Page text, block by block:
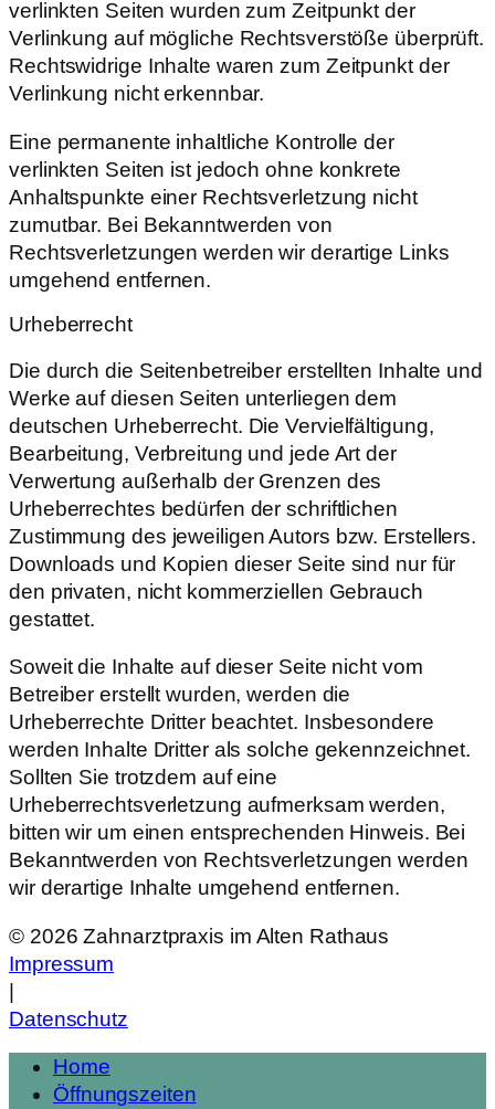
verlinkten Seiten wurden zum Zeitpunkt der
Verlinkung auf mögliche Rechtsverstöße überprüft.
Rechtswidrige Inhalte waren zum Zeitpunkt der
Verlinkung nicht erkennbar.
Eine permanente inhaltliche Kontrolle der
verlinkten Seiten ist jedoch ohne konkrete
Anhaltspunkte einer Rechtsverletzung nicht
zumutbar. Bei Bekanntwerden von
Rechtsverletzungen werden wir derartige Links
umgehend entfernen.
Urheberrecht
Die durch die Seitenbetreiber erstellten Inhalte und
Werke auf diesen Seiten unterliegen dem
deutschen Urheberrecht. Die Vervielfältigung,
Bearbeitung, Verbreitung und jede Art der
Verwertung außerhalb der Grenzen des
Urheberrechtes bedürfen der schriftlichen
Zustimmung des jeweiligen Autors bzw. Erstellers.
Downloads und Kopien dieser Seite sind nur für
den privaten, nicht kommerziellen Gebrauch
gestattet.
Soweit die Inhalte auf dieser Seite nicht vom
Betreiber erstellt wurden, werden die
Urheberrechte Dritter beachtet. Insbesondere
werden Inhalte Dritter als solche gekennzeichnet.
Sollten Sie trotzdem auf eine
Urheberrechtsverletzung aufmerksam werden,
bitten wir um einen entsprechenden Hinweis. Bei
Bekanntwerden von Rechtsverletzungen werden
wir derartige Inhalte umgehend entfernen.
© 2026 Zahnarztpraxis im Alten Rathaus
Impressum
Datenschutz
Home
Öffnungszeiten